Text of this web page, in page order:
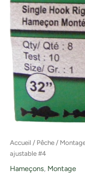
Accueil / Pêche /
ajustable #4
Hameçons, Montage